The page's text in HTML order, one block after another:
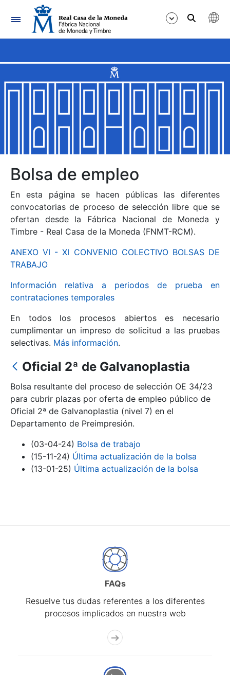
Navegación
Mostrar/Ocultar
Mostrar/Ocultar
Mostrar/Ocultar
Mostrar/Ocultar
Mostrar/Ocultar
Mostrar/Ocultar
Mostrar/Ocultar
Bolsa de empleo
En esta página se hacen públicas las diferentes
convocatorias de proceso de selección libre que se
ofertan desde la Fábrica Nacional de Moneda y
Timbre - Real Casa de la Moneda (FNMT-RCM).
ANEXO VI - XI CONVENIO COLECTIVO BOLSAS DE
TRABAJO
Información relativa a periodos de prueba en
contrataciones temporales
En todos los procesos abiertos es necesario
cumplimentar un impreso de solicitud a las pruebas
selectivas. Más información.
Oficial 2ª de Galvanoplastia
Bolsa resultante del proceso de selección OE 34/23
para cubrir plazas por oferta de empleo público de
Oficial 2ª de Galvanoplastia (nivel 7) en el
Departamento de Preimpresión.
(03-04-24) Bolsa de trabajo
(15-11-24) Última actualización de la bolsa
(13-01-25) Última actualización de la bolsa
FAQs
Resuelve tus dudas referentes a los diferentes
procesos implicados en nuestra web